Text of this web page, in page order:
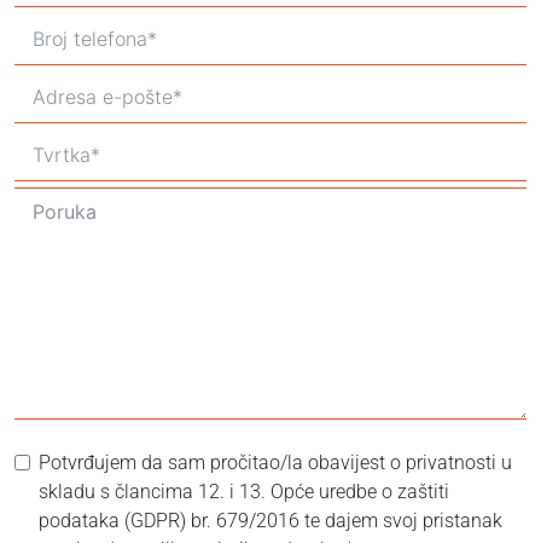
Potvrđujem da sam pročitao/la obavijest o privatnosti u
skladu s člancima 12. i 13. Opće uredbe o zaštiti
podataka (GDPR) br. 679/2016 te dajem svoj pristanak